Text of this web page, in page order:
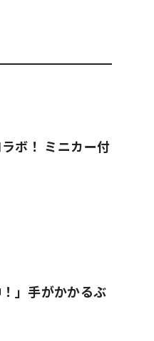
ボ！ ミニカー付
」手がかかるぶ